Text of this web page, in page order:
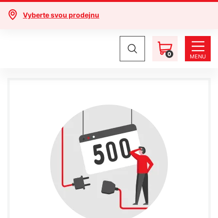
Vyberte svou prodejnu
0 MENU